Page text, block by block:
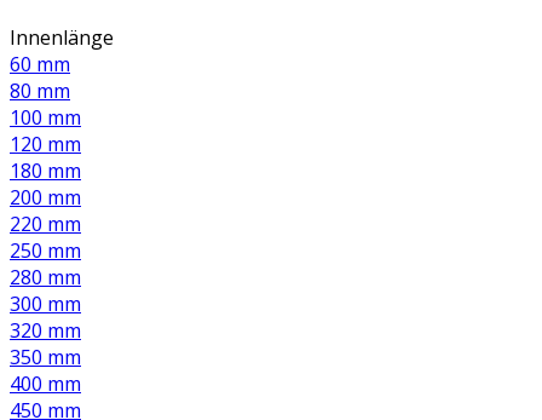
Innenlänge
60 mm
80 mm
100 mm
120 mm
180 mm
200 mm
220 mm
250 mm
280 mm
300 mm
320 mm
350 mm
400 mm
450 mm